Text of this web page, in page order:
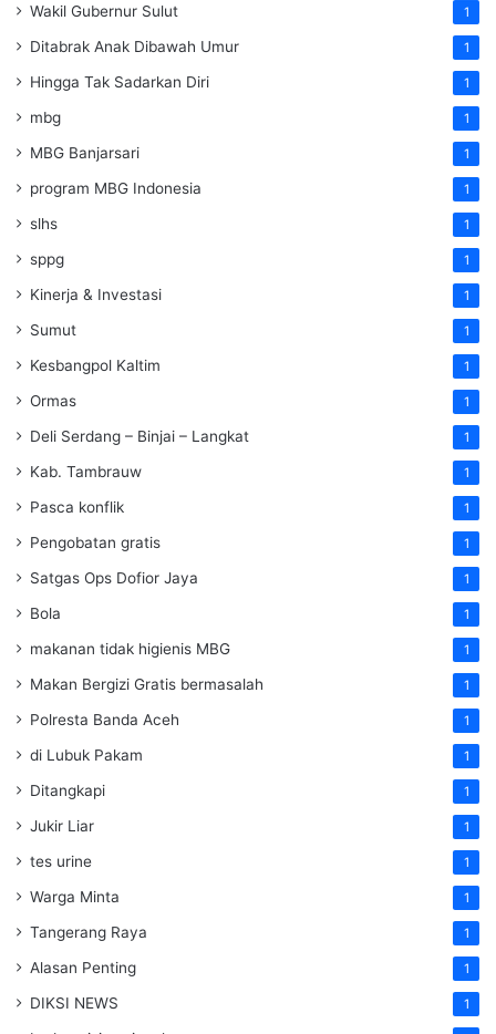
Wakil Gubernur Sulut 1
Ditabrak Anak Dibawah Umur 1
Hingga Tak Sadarkan Diri 1
mbg 1
MBG Banjarsari 1
program MBG Indonesia 1
slhs 1
sppg 1
Kinerja & Investasi 1
Sumut 1
Kesbangpol Kaltim 1
Ormas 1
Deli Serdang – Binjai – Langkat 1
Kab. Tambrauw 1
Pasca konflik 1
Pengobatan gratis 1
Satgas Ops Dofior Jaya 1
Bola 1
makanan tidak higienis MBG 1
Makan Bergizi Gratis bermasalah 1
Polresta Banda Aceh 1
di Lubuk Pakam 1
Ditangkapi 1
Jukir Liar 1
tes urine 1
Warga Minta 1
Tangerang Raya 1
Alasan Penting 1
DIKSI NEWS 1